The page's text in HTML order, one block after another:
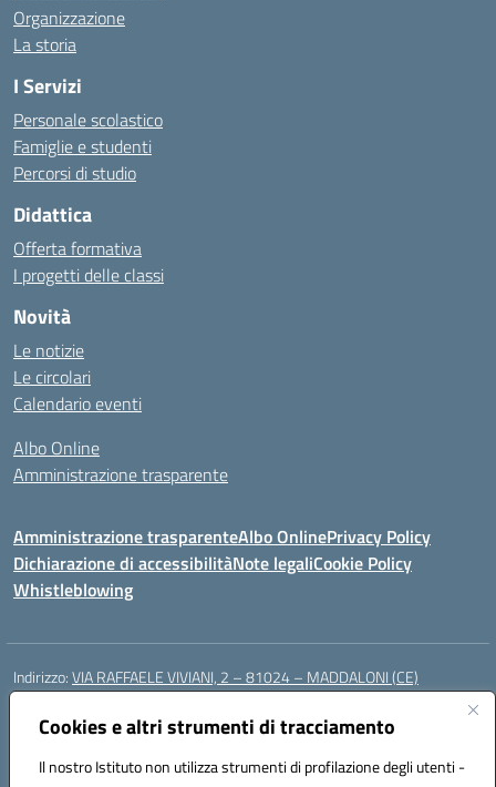
Cookies e altri strumenti di tracciamento
Il nostro Istituto non utilizza strumenti di profilazione degli utenti -
Organizzazione
La storia
I Servizi
Personale scolastico
Famiglie e studenti
Percorsi di studio
Didattica
Offerta formativa
I progetti delle classi
Novità
Le notizie
Le circolari
Calendario eventi
Albo Online
Amministrazione trasparente
Amministrazione trasparenteAlbo OnlinePrivacy Policy
Dichiarazione di accessibilitàNote legaliCookie Policy
Whistleblowing
Indirizzo:VIA RAFFAELE VIVIANI, 2 – 81024 – MADDALONI (CE)
Centralino:
Posta elettronica certificata (PEC):ceic8av00r@pec.istruzione.it
Codice fiscale: 93086020612